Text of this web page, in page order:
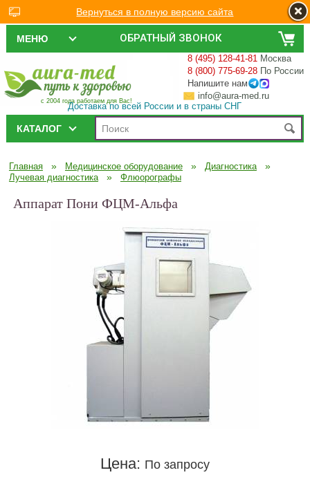
ОБРАТНЫЙ ЗВОНОК
МЕНЮ
с 2004 года работаем для Вас!
8 (495) 128-41-81 Москва
8 (800) 775-69-28 По России
Напишите нам
info@aura-med.ru
Доставка по всей России и в страны СНГ
КАТАЛОГ
Главная » Медицинское оборудование » Диагностика »
Лучевая диагностика » Флюорографы
Аппарат Пони ФЦМ-Альфа
Цена: По запросу
Вернуться в полную версию сайта